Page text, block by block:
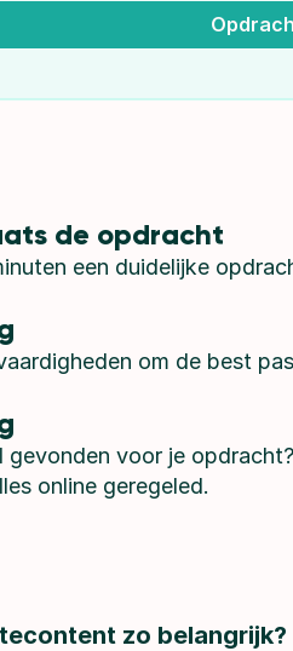
de opdracht
een duidelijke
om de best
voor je
online geregeled.
zo belangrijk?